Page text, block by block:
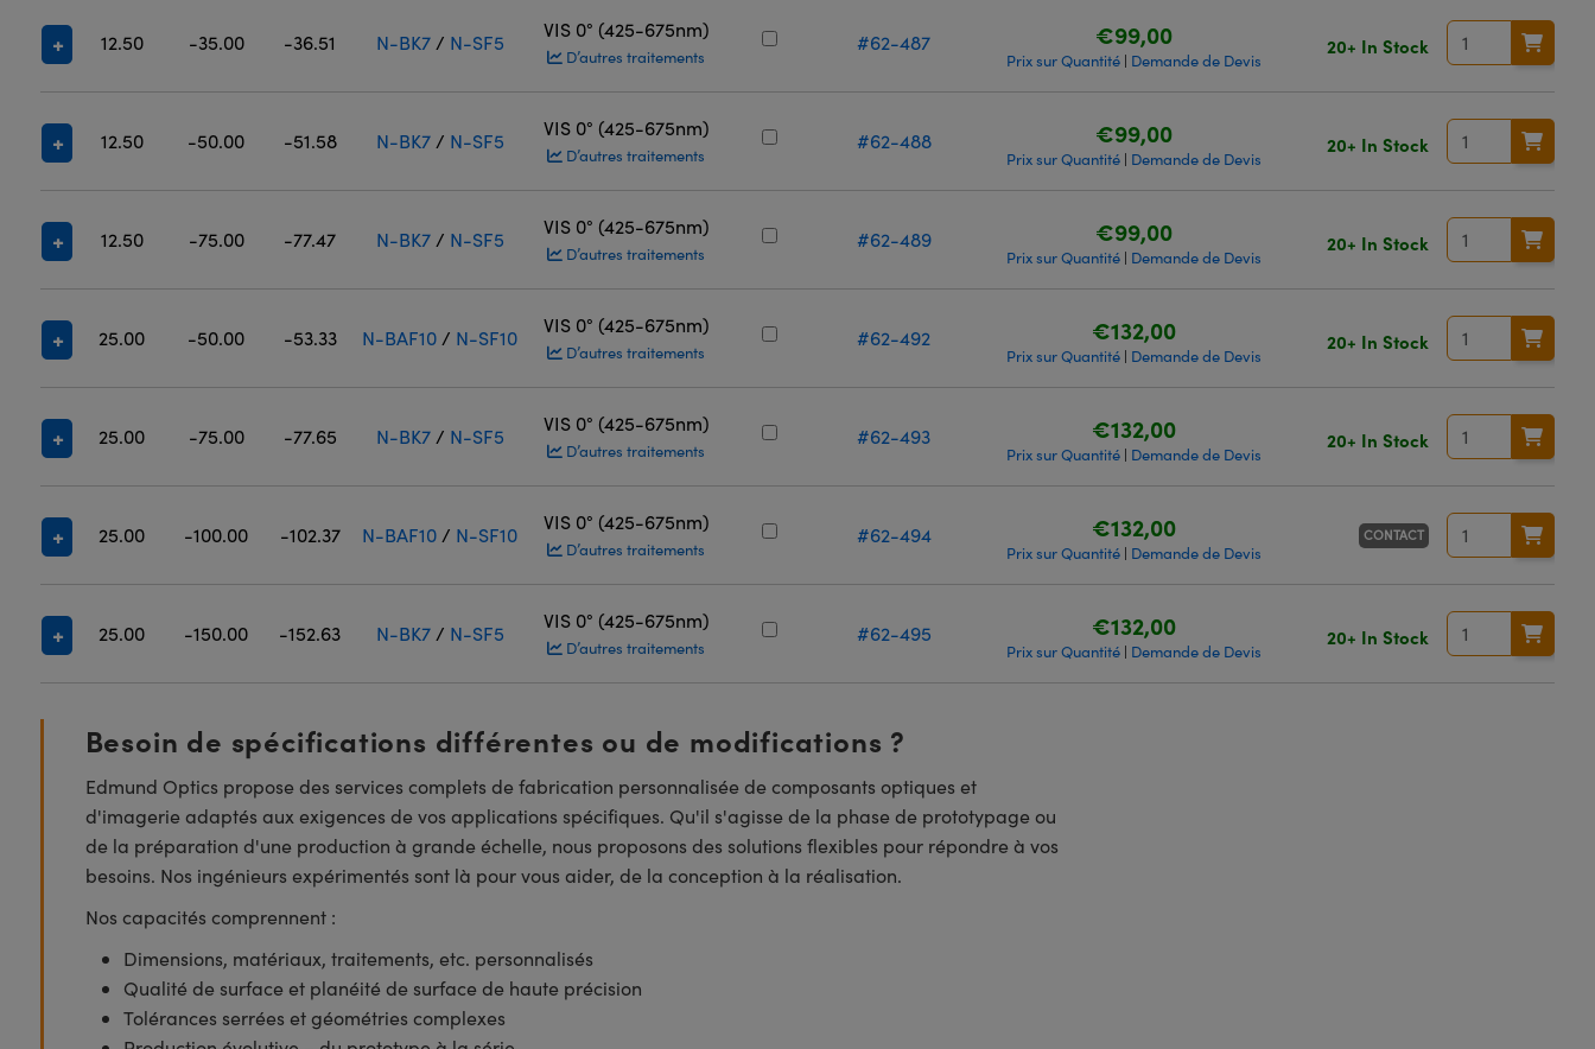
12.50 -35.00 -36.51 N-BK7/ N-SF5
VIS 0° (425-675nm)
D’autres traitements
#62-487 €99,00
Prix sur Quantité| Demande de Devis
20+ In Stock
12.50 -50.00 -51.58 N-BK7/ N-SF5
VIS 0° (425-675nm)
D’autres traitements
#62-488 €99,00
Prix sur Quantité| Demande de Devis
20+ In Stock
12.50 -75.00 -77.47 N-BK7/ N-SF5
VIS 0° (425-675nm)
D’autres traitements
#62-489 €99,00
Prix sur Quantité| Demande de Devis
20+ In Stock
25.00 -50.00 -53.33 N-BAF10 / N-SF10
VIS 0° (425-675nm)
D’autres traitements
#62-492 €132,00
Prix sur Quantité| Demande de Devis
20+ In Stock
25.00 -75.00 -77.65 N-BK7/ N-SF5
VIS 0° (425-675nm)
D’autres traitements
#62-493 €132,00
Prix sur Quantité| Demande de Devis
20+ In Stock
25.00 -100.00 -102.37 N-BAF10 / N-SF10
VIS 0° (425-675nm)
D’autres traitements
#62-494 €132,00
Prix sur Quantité| Demande de Devis
CONTACT
25.00 -150.00 -152.63 N-BK7/ N-SF5
VIS 0° (425-675nm)
D’autres traitements
#62-495 €132,00
Prix sur Quantité| Demande de Devis
20+ In Stock
Besoin de spécifications différentes ou de modifications ?
Edmund Optics propose des services complets de fabrication personnalisée de composants optiques et
d'imagerie adaptés aux exigences de vos applications spécifiques. Qu'il s'agisse de la phase de prototypage ou
de la préparation d'une production à grande échelle, nous proposons des solutions flexibles pour répondre à vos
besoins. Nos ingénieurs expérimentés sont là pour vous aider, de la conception à la réalisation.
Nos capacités comprennent :
Dimensions, matériaux, traitements, etc. personnalisés
Qualité de surface et planéité de surface de haute précision
Tolérances serrées et géométries complexes